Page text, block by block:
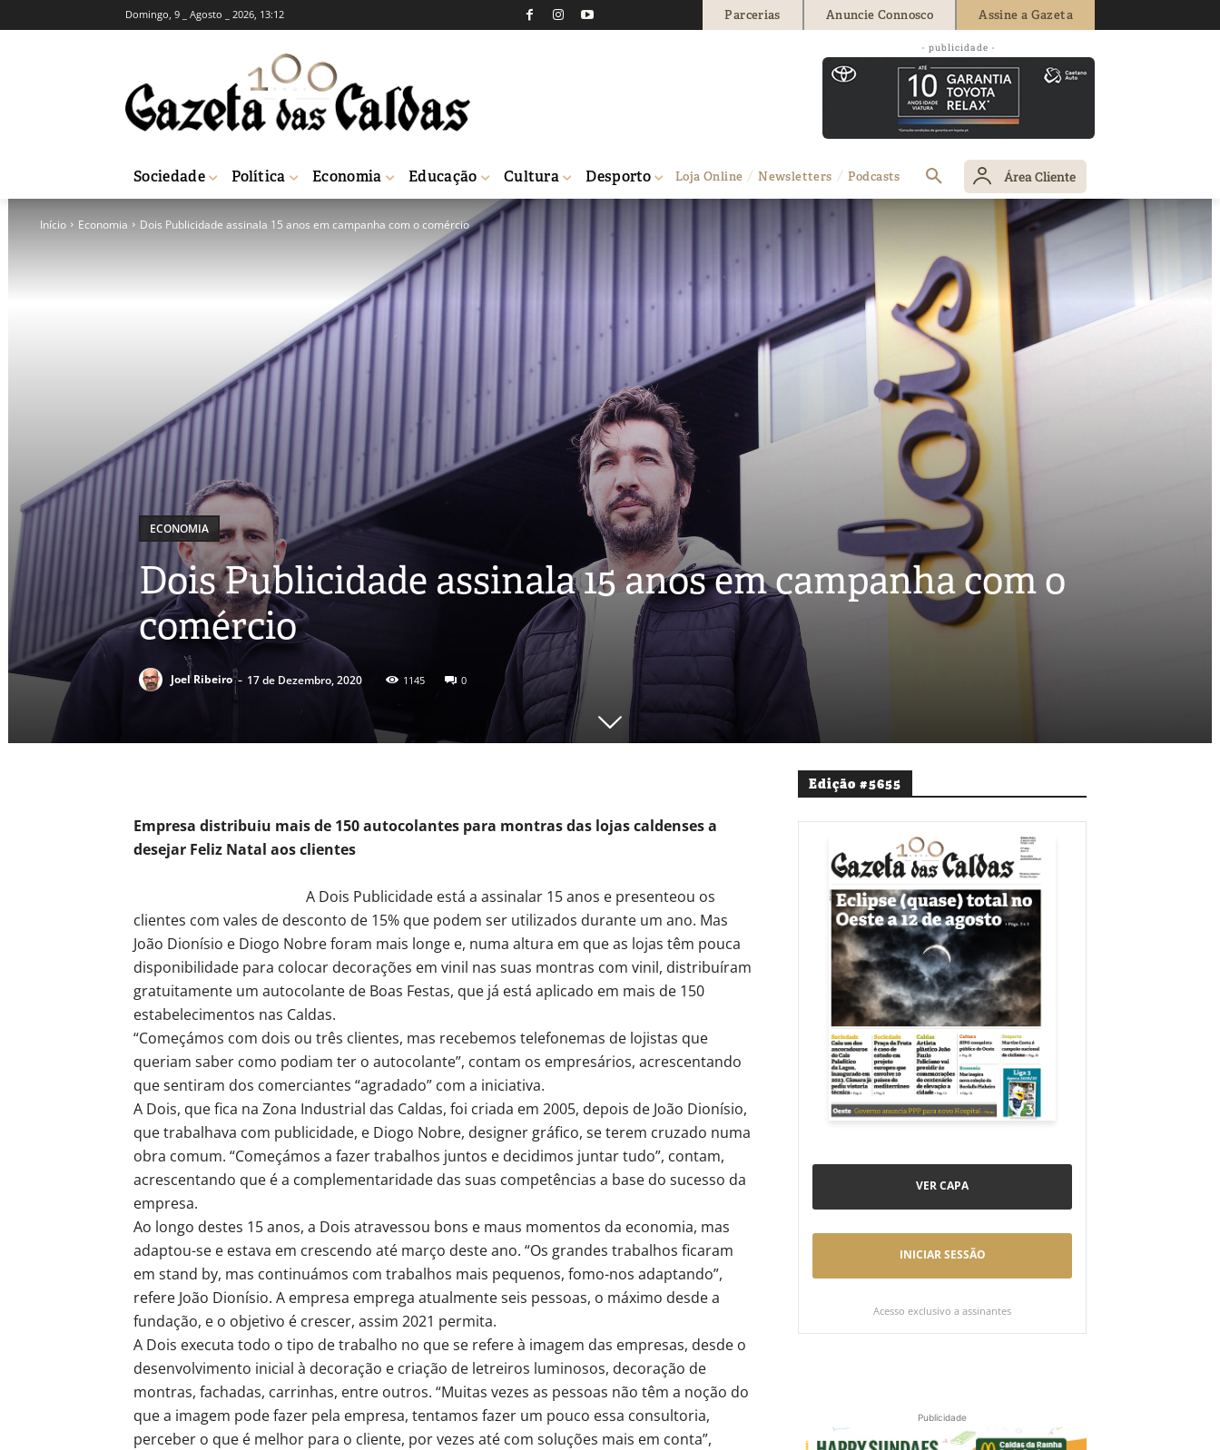
Domingo, 9 _ Agosto _ 2026, 13:12 Parcerias Anuncie Connosco Assine a Gazeta
- publicidade -
Sociedade Política Economia Educação Cultura Desporto Loja Online Newsletters Podcasts Área Cliente
Início Economia Dois Publicidade assinala 15 anos em campanha com o comércio
ECONOMIA
Dois Publicidade assinala 15 anos em campanha com o
comércio
Joel Ribeiro - 17 de Dezembro, 2020 1145 0
Empresa distribuiu mais de 150 autocolantes para montras das lojas caldenses a
desejar Feliz Natal aos clientes
A Dois Publicidade está a assinalar 15 anos e presenteou os
clientes com vales de desconto de 15% que podem ser utilizados durante um ano. Mas
João Dionísio e Diogo Nobre foram mais longe e, numa altura em que as lojas têm pouca
disponibilidade para colocar decorações em vinil nas suas montras com vinil, distribuíram
gratuitamente um autocolante de Boas Festas, que já está aplicado em mais de 150
estabelecimentos nas Caldas.
“Começámos com dois ou três clientes, mas recebemos telefonemas de lojistas que
queriam saber como podiam ter o autocolante”, contam os empresários, acrescentando
que sentiram dos comerciantes “agradado” com a iniciativa.
A Dois, que fica na Zona Industrial das Caldas, foi criada em 2005, depois de João Dionísio,
que trabalhava com publicidade, e Diogo Nobre, designer gráfico, se terem cruzado numa
obra comum. “Começámos a fazer trabalhos juntos e decidimos juntar tudo”, contam,
acrescentando que é a complementaridade das suas competências a base do sucesso da
empresa.
Ao longo destes 15 anos, a Dois atravessou bons e maus momentos da economia, mas
adaptou-se e estava em crescendo até março deste ano. “Os grandes trabalhos ficaram
em stand by, mas continuámos com trabalhos mais pequenos, fomo-nos adaptando”,
refere João Dionísio. A empresa emprega atualmente seis pessoas, o máximo desde a
fundação, e o objetivo é crescer, assim 2021 permita.
A Dois executa todo o tipo de trabalho no que se refere à imagem das empresas, desde o
desenvolvimento inicial à decoração e criação de letreiros luminosos, decoração de
montras, fachadas, carrinhas, entre outros. “Muitas vezes as pessoas não têm a noção do
que a imagem pode fazer pela empresa, tentamos fazer um pouco essa consultoria,
perceber o que é melhor para o cliente, por vezes até com soluções mais em conta”,
Edição #5655
VER CAPA
INICIAR SESSÃO
Acesso exclusivo a assinantes
Publicidade